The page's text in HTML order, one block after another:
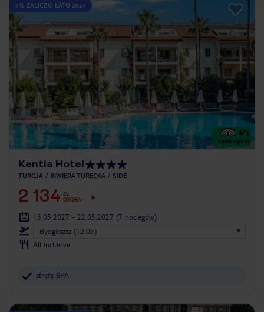
5% ZALICZKI LATO 2027
4/5
1646 opinii
Kentia Hotel
TURCJA RIWIERA TURECKA SIDE
2 134 ZŁ
OSOBA
15.05.2027 - 22.05.2027 (7 noclegów)
Bydgoszcz (12:05)
All Inclusive
strefa SPA